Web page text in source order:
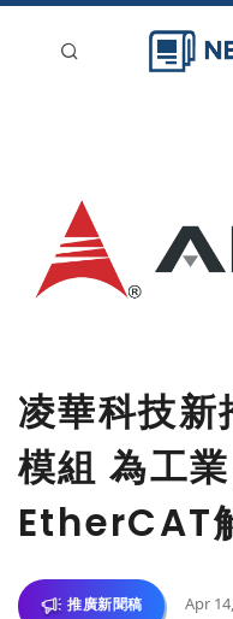
登入
刊登
凌華科技
模組 為工
EtherCAT
推廣新聞稿 Apr